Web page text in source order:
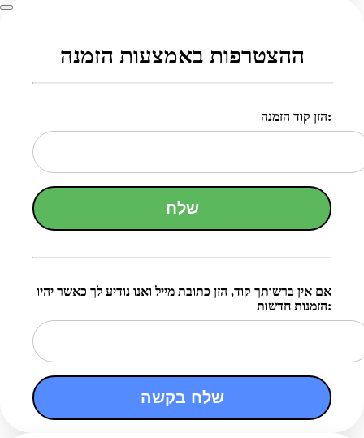
ההצטרפות באמצעות הזמנה
הזן קוד הזמנה:
שלח
אם אין ברשותך קוד, הזן כתובת מייל ואנו נודיע לך כאשר יהיו
הזמנות חדשות:
שלח בקשה